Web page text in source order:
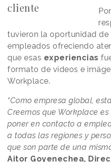
cliente
tuvieron la oportunidad de
empleados ofreciendo
que esas experiencias
formato de videos e
Workplace.
“Como empresa global,
Creemos que Workplace
poner en contacto a
a todas las regiones y
que son parte de una
Aitor Goyenechea,